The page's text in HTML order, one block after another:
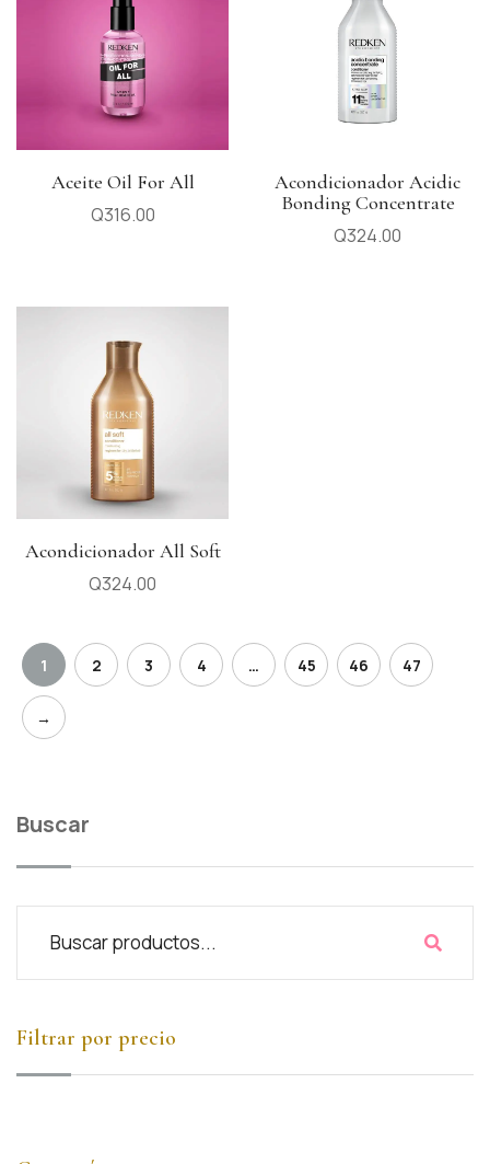
Buscar
Filtrar por precio
Aceite Oil For All
Q316.00
Acondicionador Acidic
Bonding Concentrate
Q324.00
Acondicionador All Soft
Q324.00
1 2 3 4 … 45 46 47
→